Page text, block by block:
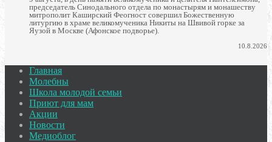
председатель Синодального отдела по монастырям и монашеству
митрополит Каширский Феогност совершил Божественную
литургию в храме великомученика Никиты на Швивой горке за
Яузой в Москве (Афонское подворье).
10.8.2026
Главная
Молебны
Школа молодой семьи
Приют для мам
Акции
Новости
Медиоблог